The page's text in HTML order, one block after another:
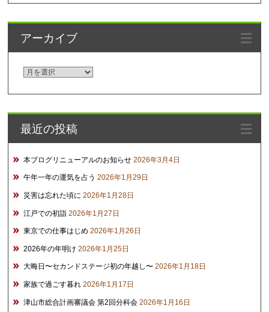
アーカイブ
ア
イ
ブ
最近の投稿
本ブログリニューアルのお知らせ 2026年3月4日
午年一年の運気を占う 2026年1月29日
災害は忘れた頃に 2026年1月28日
江戸での初詣 2026年1月27日
東京での仕事はじめ 2026年1月26日
2026年の年明け 2026年1月25日
大晦日〜セカンドステージ初の年越し〜 2026年1月18日
家族で過ごす暮れ 2026年1月17日
津山市総合計画審議会 第2回分科会 2026年1月16日